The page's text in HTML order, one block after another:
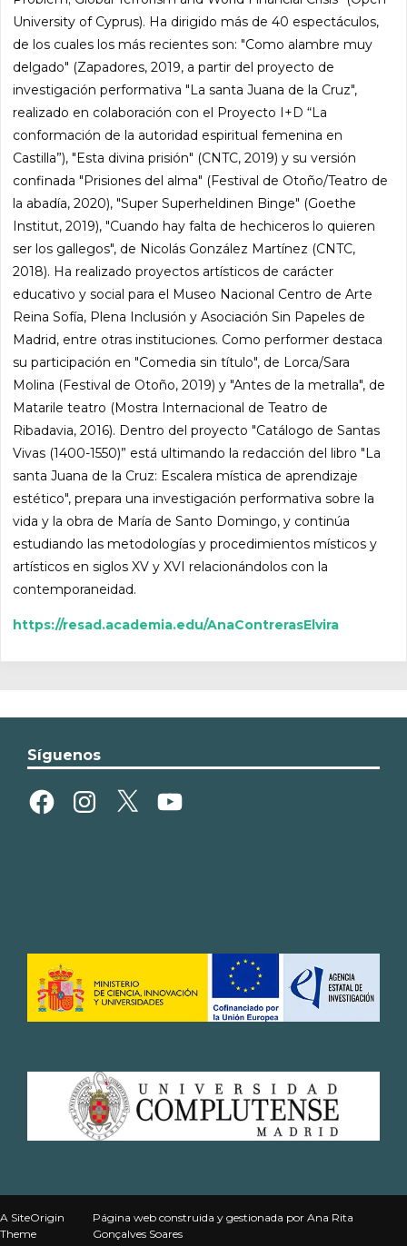
University of Cyprus). Ha dirigido más de 40 espectáculos,
de los cuales los más recientes son: "Como alambre muy
delgado" (Zapadores, 2019, a partir del proyecto de
investigación performativa "La santa Juana de la Cruz",
realizado en colaboración con el Proyecto I+D “La
conformación de la autoridad espiritual femenina en
Castilla”), "Esta divina prisión" (CNTC, 2019) y su versión
confinada "Prisiones del alma" (Festival de Otoño/Teatro de
la abadía, 2020), "Super Superheldinen Binge" (Goethe
Institut, 2019), "Cuando hay falta de hechiceros lo quieren
ser los gallegos", de Nicolás González Martínez (CNTC,
2018). Ha realizado proyectos artísticos de carácter
educativo y social para el Museo Nacional Centro de Arte
Reina Sofía, Plena Inclusión y Asociación Sin Papeles de
Madrid, entre otras instituciones. Como performer destaca
su participación en "Comedia sin título", de Lorca/Sara
Molina (Festival de Otoño, 2019) y "Antes de la metralla", de
Matarile teatro (Mostra Internacional de Teatro de
Ribadavia, 2016). Dentro del proyecto "Catálogo de Santas
Vivas (1400-1550)” está ultimando la redacción del libro "La
santa Juana de la Cruz: Escalera mística de aprendizaje
estético", prepara una investigación performativa sobre la
vida y la obra de María de Santo Domingo, y continúa
estudiando las metodologías y procedimientos místicos y
artísticos en siglos XV y XVI relacionándolos con la
contemporaneidad.
https://resad.academia.edu/AnaContrerasElvira
Síguenos
FacebookInstagram
X YouTube
A SiteOrigin
Theme
Página webconstruida y gestionada por Ana Rita
Gonçalves Soares